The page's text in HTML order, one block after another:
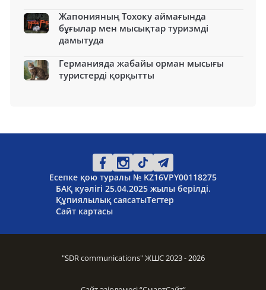
Жапонияның Тохоку аймағында
бұғылар мен мысықтар туризмді
дамытуда
Германияда жабайы орман мысығы
туристерді қорқытты
Есепке қою туралы № KZ16VPY00118275
БАҚ куәлігі 25.04.2025 жылы берілді.
Құпиялылық саясатыТегтер
Сайт картасы
"SDR communications" ЖШС 2023 - 2026